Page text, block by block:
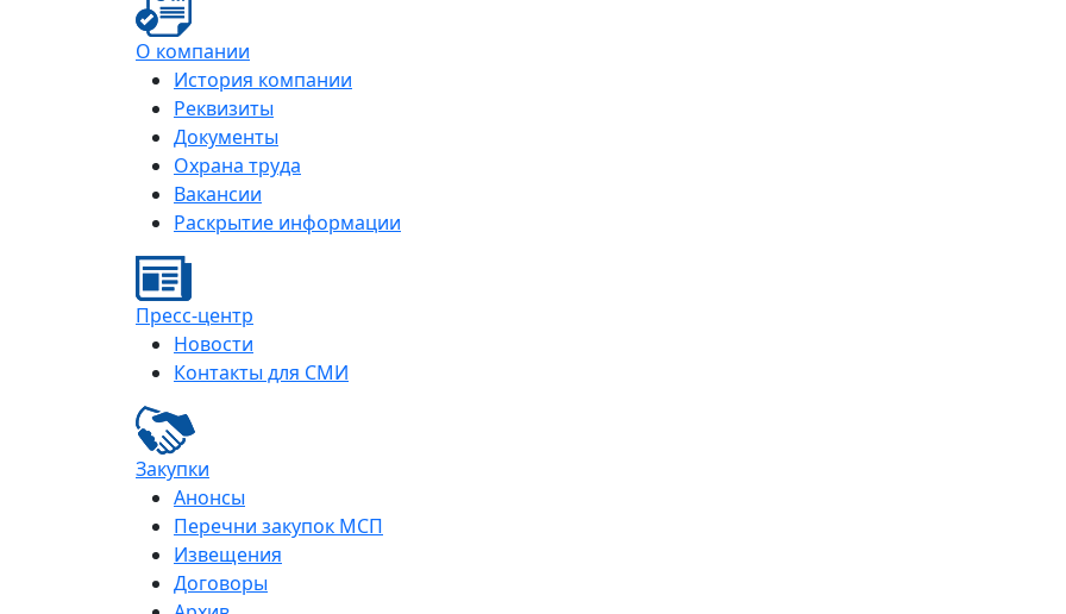
О компании
История компании
Реквизиты
Документы
Охрана труда
Вакансии
Раскрытие информации
Пресс-центр
Новости
Контакты для СМИ
Закупки
Анонсы
Перечни закупок МСП
Извещения
Договоры